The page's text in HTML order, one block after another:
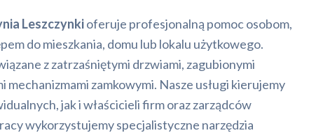
Leszczynkioferuje profesjonalną pomoc osobom,
do mieszkania, domu lub lokalu użytkowego.
z zatrzaśniętymi drzwiami, zagubionymi
mechanizmami zamkowymi. Nasze usługi kierujemy
jak i właścicieli firm oraz zarządców
wykorzystujemy specjalistyczne narzędzia